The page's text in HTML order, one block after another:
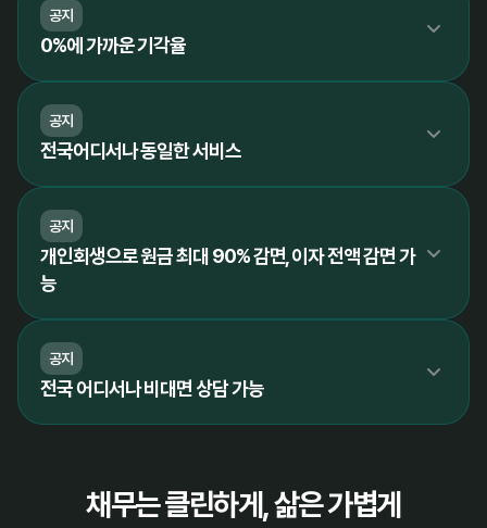
공지
0%에 가까운 기각율
공지
전국어디서나 동일한 서비스
공지
개인회생으로 원금 최대 90% 감면, 이자 전액 감면 가
능
공지
전국 어디서나 비대면 상담 가능
채무는 클린하게, 삶은 가볍게